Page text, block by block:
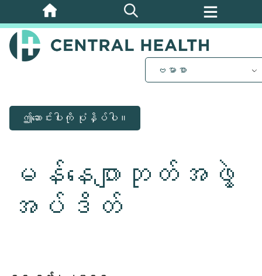
အဓိက
အကြောင်းအရာ
သို့
ဗမာစာ
ဤဆောင်းပါးကို ပုံနှိပ်ပါ။
မန်နေဂျာဘုတ်အဖွဲ့
အပ်ဒိတ်